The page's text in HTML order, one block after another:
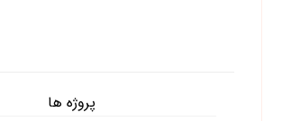
پروژه ها